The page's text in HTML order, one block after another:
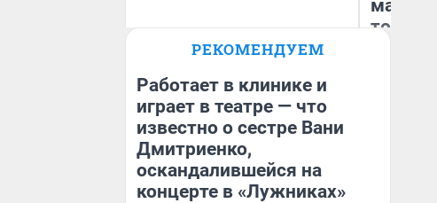
Анастасия Завгородняя
того
РЕКОМЕНДУЕМ
Работает в клинике и
играет в театре — что
известно о сестре Вани
Дмитриенко,
оскандалившейся на
концерте в «Лужниках»